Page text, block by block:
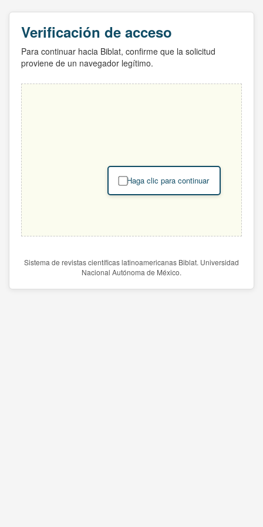
Verificación de acceso
Para continuar hacia Biblat, confirme que la solicitud
proviene de un navegador legítimo.
Haga clic para continuar
Sistema de revistas científicas latinoamericanas Biblat. Universidad
Nacional Autónoma de México.